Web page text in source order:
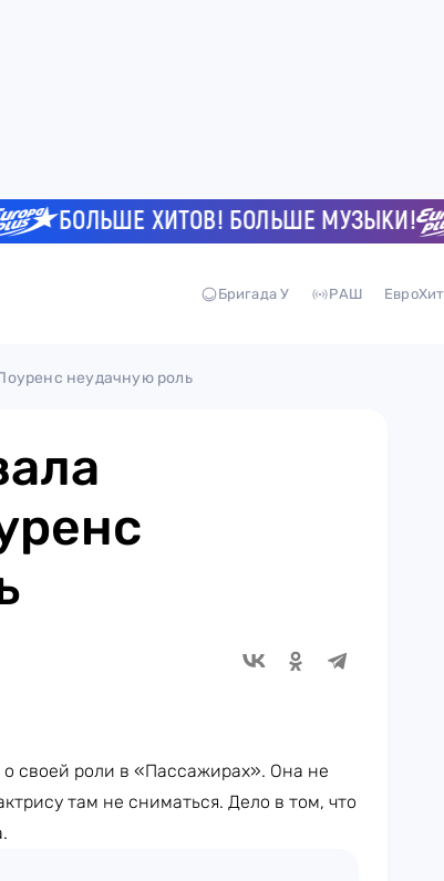
БОЛЬШЕ ХИТОВ! БОЛЬШЕ МУЗЫКИ!
Бригада У РАШ
неудачную роль
своей роли в «Пассажирах». Она не
там не сниматься. Дело в том, что